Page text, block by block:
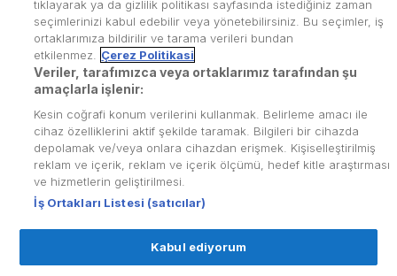
Kullanım Koşulları
Üyelik Sözleşmesi
Kvkk Politikası
tıklayarak ya da gizlilik politikası sayfasında istediğiniz zaman
seçimlerinizi kabul edebilir veya yönetebilirsiniz. Bu seçimler, iş
ortaklarımıza bildirilir ve tarama verileri bundan
etkilenmez.
Çerez Politikasi
Veriler, tarafımızca veya ortaklarımız tarafından şu
amaçlarla işlenir:
Kesin coğrafi konum verilerini kullanmak. Belirleme amacı ile
cihaz özelliklerini aktif şekilde taramak. Bilgileri bir cihazda
depolamak ve/veya onlara cihazdan erişmek. Kişiselleştirilmiş
reklam ve içerik, reklam ve içerik ölçümü, hedef kitle araştırması
ve hizmetlerin geliştirilmesi.
İş Ortakları Listesi (satıcılar)
Kabul ediyorum